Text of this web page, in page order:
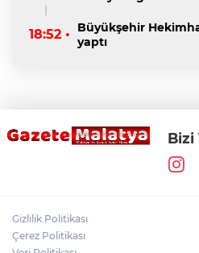
18:52 •
Büyükşehir
yaptı
Bizi
Gizlilik Politikası
Çerez Politikası